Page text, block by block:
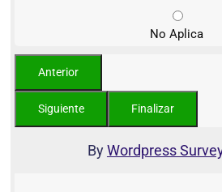
No Aplica
ByWordpress